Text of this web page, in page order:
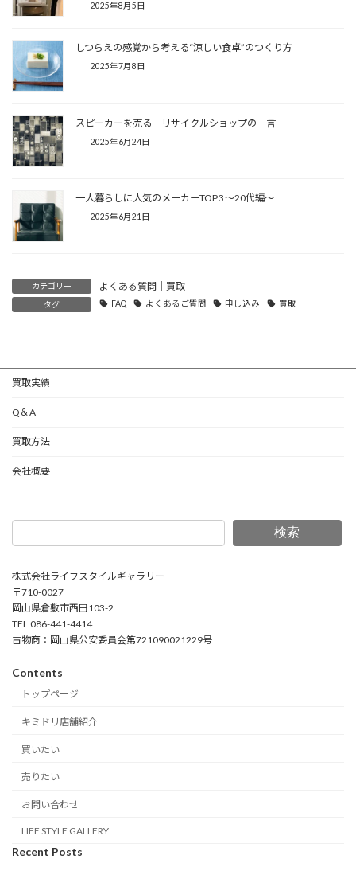
2025年8月5日
しつらえの感覚から考える“涼しい食卓”のつくり方
2025年7月8日
スピーカーを売る│リサイクルショップの一言
2025年6月24日
一人暮らしに人気のメーカーTOP3 ～20代編～
2025年6月21日
カテゴリー よくある質問│買取
タグ FAQ よくあるご質問 申し込み 買取
買取実績
Q＆A
買取方法
会社概要
検索
株式会社ライフスタイルギャラリー
〒710-0027
岡山県倉敷市西田103-2
TEL:086-441-4414
古物商：岡山県公安委員会第721090021229号
Contents
トップページ
キミドリ店舗紹介
買いたい
売りたい
お問い合わせ
LIFE STYLE GALLERY
Recent Posts